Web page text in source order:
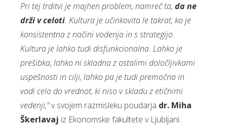
Pri tej trditvi je majhen problem, namreč ta, da ne
drži v celoti. Kultura je učinkovita le takrat, ko je
konsistentna z načini vodenja in s strategijo.
Kultura je lahko tudi disfunkcionalna. Lahko je
prešibka, lahko ni skladna z ostalimi določljivkami
uspešnosti in cilji, lahko pa je tudi premočna in
vodi celo do vrednot, ki niso v skladu z etičnimi
vedenji,"v svojem razmisleku poudarja dr. Miha
Škerlavaj iz Ekonomske fakultete v Ljubljani.